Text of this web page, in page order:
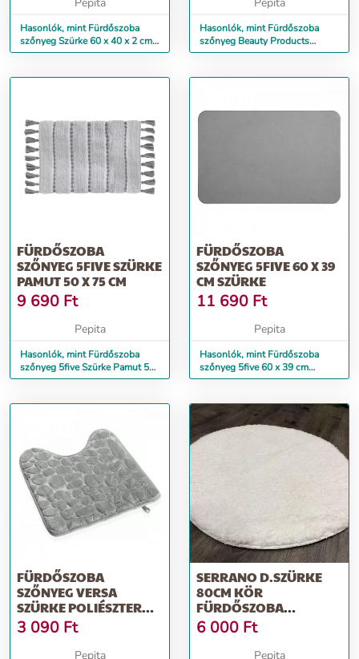
Pepita
Hasonlók, mint Fürdőszoba
szőnyeg Szürke 60 x 40 x 2 cm
(12 egység)
Pepita
Hasonlók, mint Fürdőszoba
szőnyeg Beauty Products
Szürke Fehér (40 x 1,5 x 60 cm...
FÜRDŐSZOBA
SZŐNYEG 5FIVE SZÜRKE
PAMUT 50 X 75 CM
9 690 Ft
Pepita
Hasonlók, mint Fürdőszoba
szőnyeg 5five Szürke Pamut 50
x 75 cm
FÜRDŐSZOBA
SZŐNYEG 5FIVE 60 X 39
CM SZÜRKE
11 690 Ft
Pepita
Hasonlók, mint Fürdőszoba
szőnyeg 5five 60 x 39 cm
Szürke
FÜRDŐSZOBA
SZŐNYEG VERSA
SZÜRKE POLIÉSZTER
(45 X 45 CM)
3 090 Ft
Pepita
SERRANO D.SZÜRKE
80CM KÖR
FÜRDŐSZOBA
SZŐNYEG
6 000 Ft
Pepita